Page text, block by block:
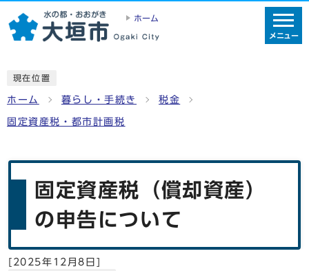
ホーム
メニュー
現在位置
ホーム 暮らし・手続き 税金
固定資産税・都市計画税
固定資産税（償却資産）
の申告について
[ 2025年12月8日 ]